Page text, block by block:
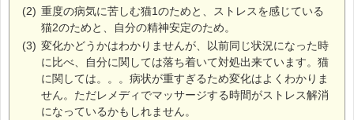
(2) 重度の病気に苦しむ猫1のためと、ストレスを感じている
猫2のためと、自分の精神安定のため。
(3) 変化かどうかはわかりませんが、以前同じ状況になった時
に比べ、自分に関しては落ち着いて対処出来ています。猫
に関しては。。。病状が重すぎるため変化はよくわかりま
せん。ただレメディでマッサージする時間がストレス解消
になっているかもしれません。